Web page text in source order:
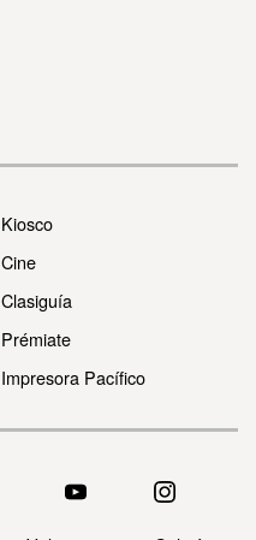
Kiosco
Cine
Clasiguía
Prémiate
Impresora Pacífico